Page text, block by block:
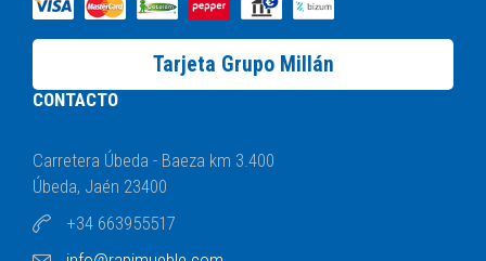
Tarjeta Grupo Millán
CONTACTO
Carretera Úbeda - Baeza km 3.400
Úbeda, Jaén 23400
+34 663955517